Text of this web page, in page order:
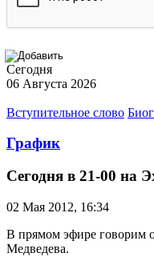
Сегодня
06 Августа 2026
Вступительное слово
График
Сегодня в 21-00 на
02 Мая 2012, 16:34
В прямом эфире говорим
Медведева.